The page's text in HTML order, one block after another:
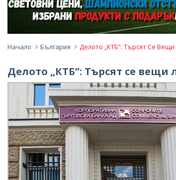
Начало България Делото „КТБ”: Търсят Се
Делото „КТБ”: Търсят се вещи